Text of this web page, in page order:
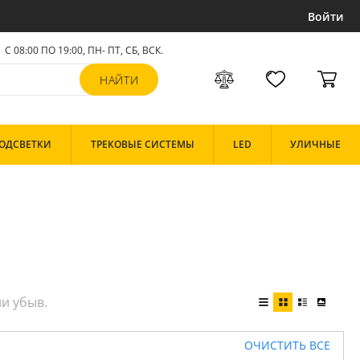
Войти
С 08:00 ПО 19:00, ПН- ПТ,СБ, ВСК.
ТРЕКОВЫЕ СИСТЕМЫ LED УЛИЧНЫЕ
ОЧИСТИТЬ ВСЕ